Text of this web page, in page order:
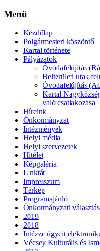
Menü
Kezdőlap
Polgármesteri köszöntő
Kartal története
Pályázatok
Óvodafelújítás
Belterületi utak
Óvodafelújítás
Kartal
való csatlakozása
Híreink
Önkormányzat
Intézmények
Helyi média
Helyi szervezetek
Hitélet
Képgaléria
Linktár
Impresszum
Térkép
Programajánló
Önkormányzati
2019
2018
Intézze ügyeit
Vécsey Kulturális és